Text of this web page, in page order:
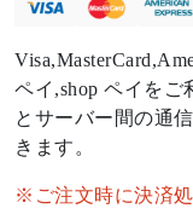
ペイ,shop ペイをご
とサーバー間の通
きます。
※ご注文時に決済処